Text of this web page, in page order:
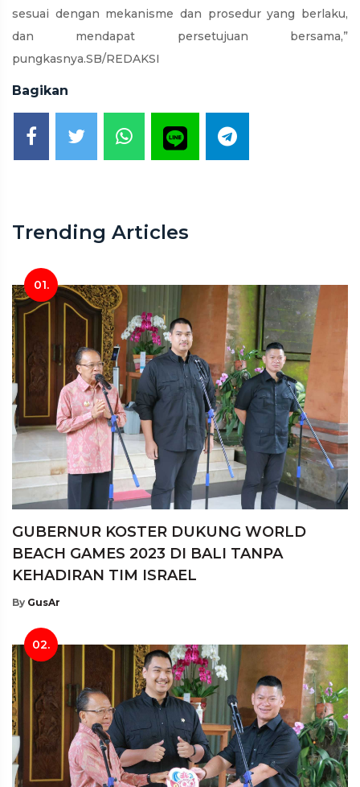
sesuai dengan mekanisme dan prosedur yang berlaku,
dan mendapat persetujuan bersama,”
pungkasnya.SB/REDAKSI
Bagikan
Trending Articles
01.
GUBERNUR KOSTER DUKUNG WORLD
BEACH GAMES 2023 DI BALI TANPA
KEHADIRAN TIM ISRAEL
By GusAr
02.